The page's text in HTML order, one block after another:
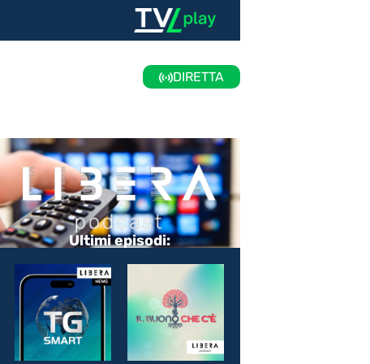
DIRETTA
Ultimi episodi: